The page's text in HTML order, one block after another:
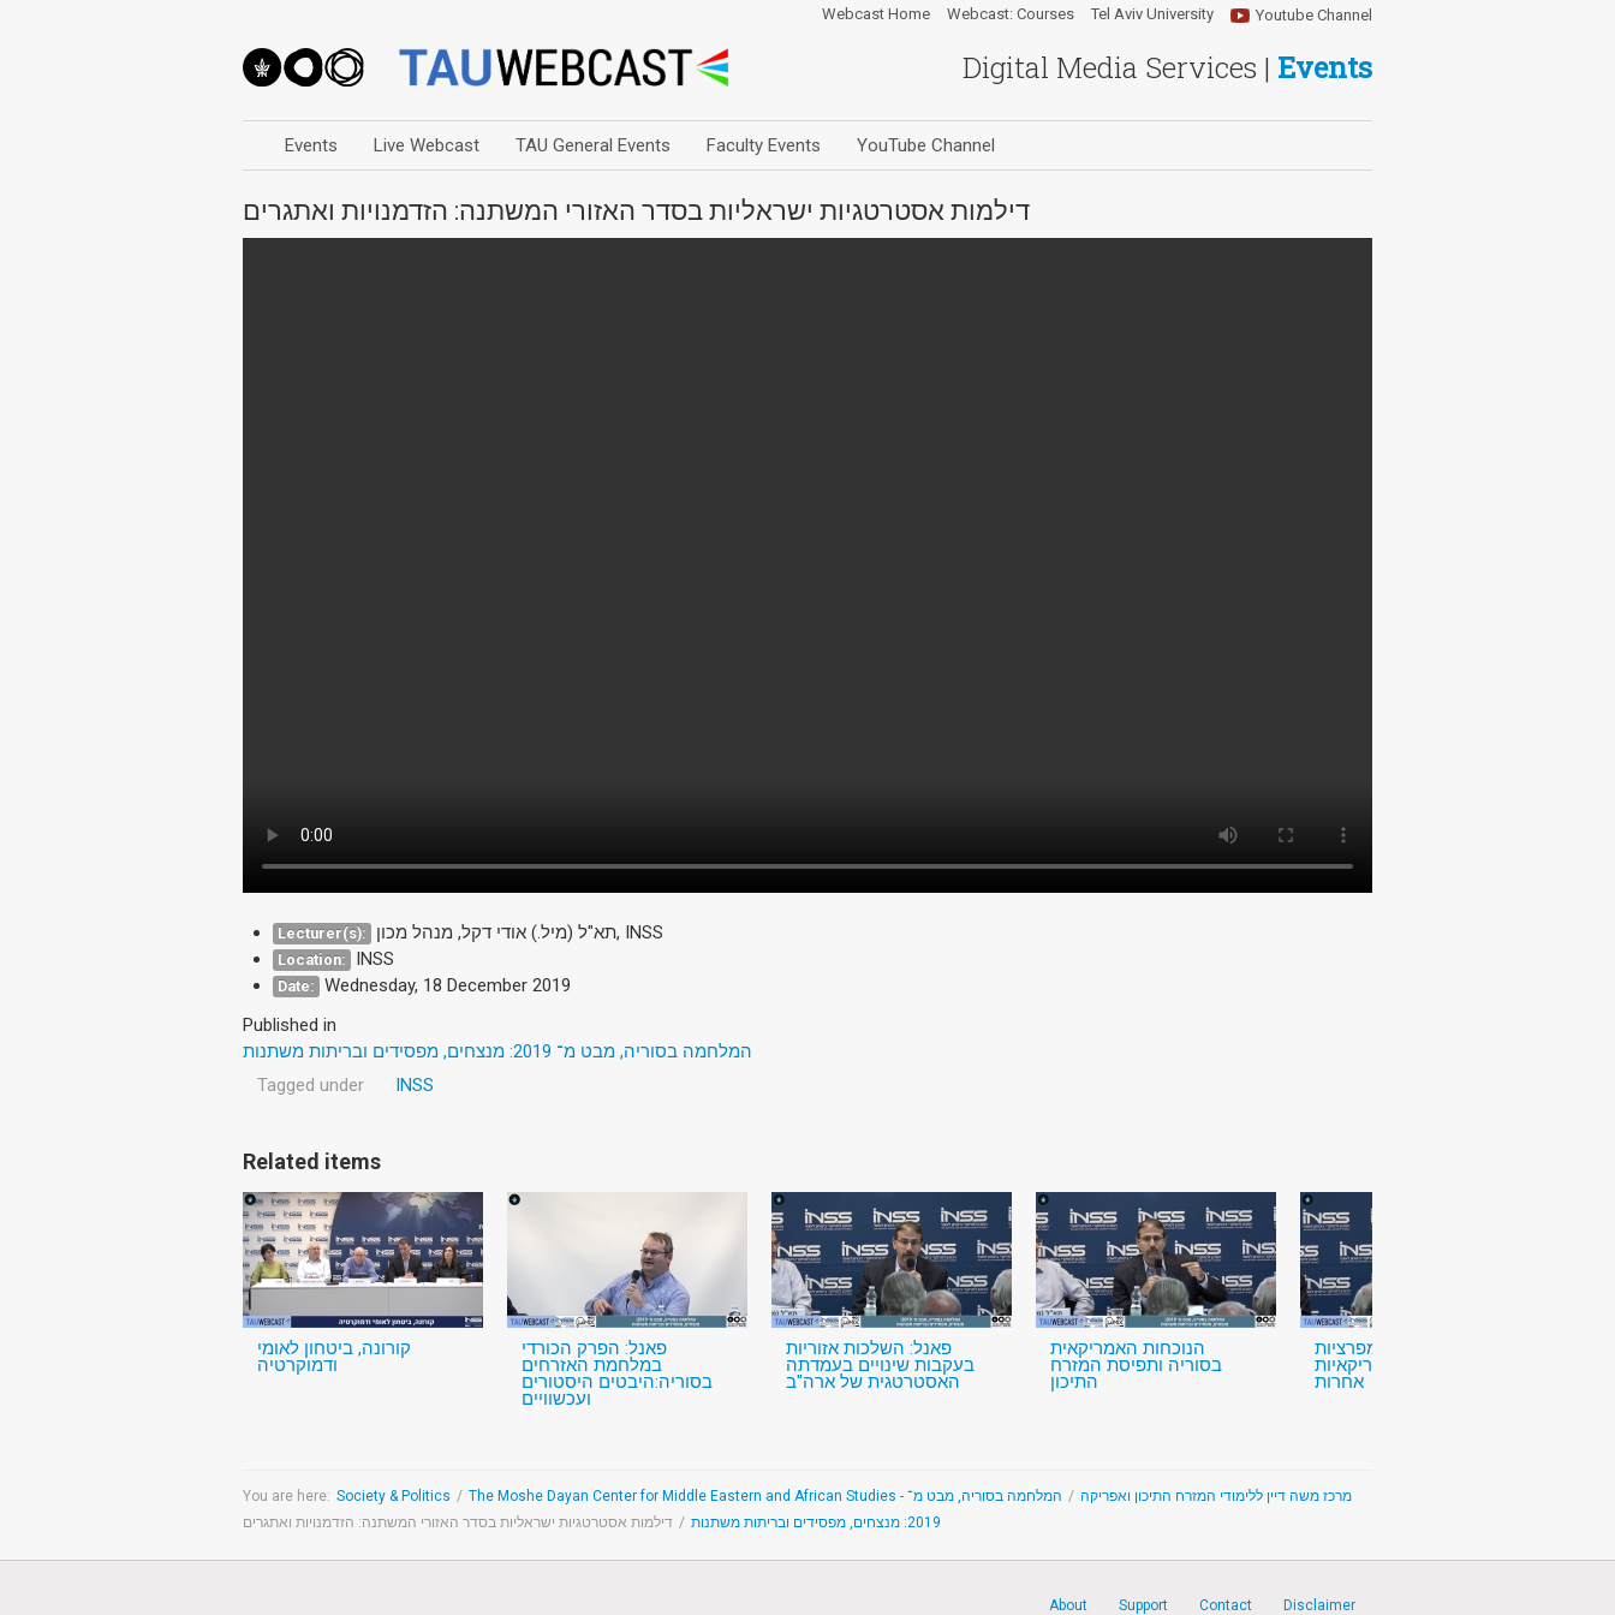
Digital Media Services | Events
Youtube Channel
Webcast Home Webcast: Courses Tel Aviv University
Events Live Webcast TAU General Events Faculty Events YouTube Channel
דילמות אסטרטגיות ישראליות בסדר האזורי המשתנה: הזדמנויות ואתגרים
Lecturer(s): תא"ל (מיל.) אודי דקל, מנהל מכון, INSS
Location: INSS
Date: Wednesday, 18 December 2019
Published in
המלחמה בסוריה, מבט מ־ 2019: מנצחים, מפסידים ובריתות משתנות
Tagged under
INSS
Related items
קורונה, ביטחון לאומי
ודמוקרטיה
פאנל: הפרק הכורדי
במלחמת האזרחים
בסוריה:היבטים היסטורים
ועכשוויים
פאנל: השלכות אזוריות
בעקבות שינויים בעמדתה
האסטרטגית של ארה"ב
הנוכחות האמריקאית
בסוריה ותפיסת המזרח
התיכון
נקודת המבט של המפרציות
ובעלות ברית אמריקאיות
אחרות
You are here: Society & Politics / The Moshe Dayan Center for Middle Eastern and African Studies - מרכז משה דיין ללימודי המזרח התיכון ואפריקה / המלחמה בסוריה, מבט מ־
2019: מנצחים, מפסידים ובריתות משתנות
/ דילמות אסטרטגיות ישראליות בסדר האזורי המשתנה: הזדמנויות ואתגרים
About Support Contact Disclaimer